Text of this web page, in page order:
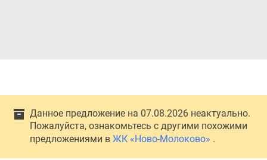
Данное предложение на 07.08.2026 неактуально.
Пожалуйста, ознакомьтесь с другими похожими
предложениями в ЖК «Ново-Молоково» .